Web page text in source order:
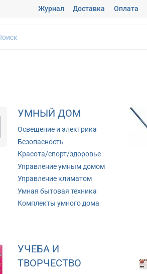
Журнал Доставка Оплата
УМНЫЙ ДОМ
Освещение и электрика
Безопасность
Красота/спорт/здоровье
Управление умным домом
Управление климатом
Умная бытовая техника
Комплекты умного дома
УЧЕБА И
ТВОРЧЕСТВО